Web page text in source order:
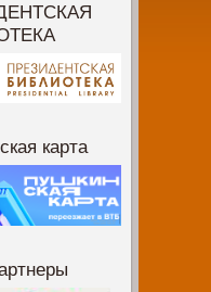
карта